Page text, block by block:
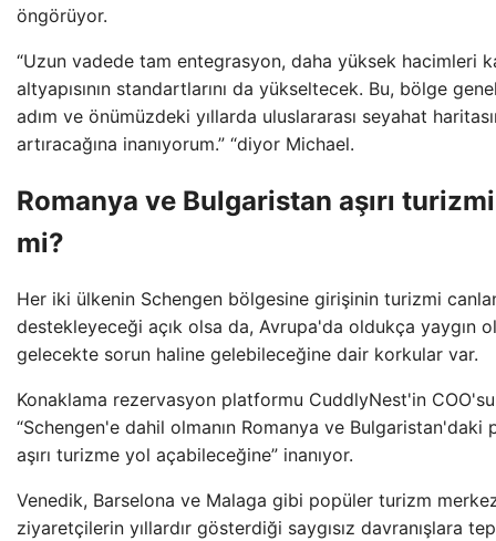
öngörüyor.
“Uzun vadede tam entegrasyon, daha yüksek hacimleri
altyapısının standartlarını da yükseltecek. Bu, bölge
adım ve önümüzdeki yıllarda uluslararası seyahat
artıracağına inanıyorum.” “diyor Michael.
Romanya ve Bulgaristan aşırı
mi?
Her iki ülkenin Schengen bölgesine girişinin turizmi
destekleyeceği açık olsa da, Avrupa'da oldukça yaygın
gelecekte sorun haline gelebileceğine dair korkular var.
Konaklama rezervasyon platformu CuddlyNest'in
“Schengen'e dahil olmanın Romanya ve
aşırı turizme yol açabileceğine” inanıyor.
Venedik, Barselona ve Malaga gibi popüler turizm
ziyaretçilerin yıllardır gösterdiği saygısız davranışlara